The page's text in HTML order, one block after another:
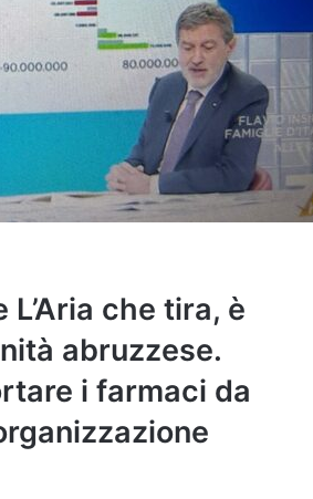
che tira, è
abruzzese.
i farmaci da